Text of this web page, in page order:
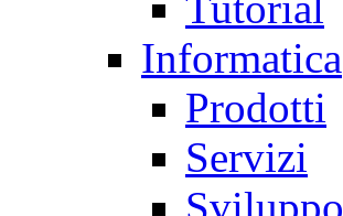
Informatica
Prodotti
Servizi